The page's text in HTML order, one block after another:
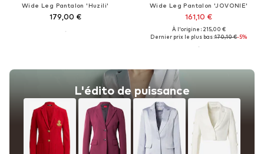
Wide Leg Pantalon 'Huzili'
179,00 €
L'édito de puissance
Wide Leg Pantalon 'JOVONIE'
161,10 €
À l'origine : 215,00 €
Dernier prix le plus bas :170,10 €-5%